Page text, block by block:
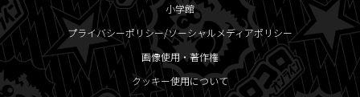
小学館
プライバシーポリシー/ソーシャルメディアポリシー
画像使用・著作権
クッキー使用について